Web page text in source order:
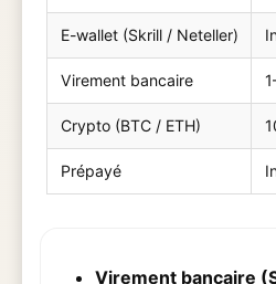
E-wallet (Skrill / Neteller)
Virement bancaire
Crypto (BTC / ETH)
Prépayé
Virement bancaire